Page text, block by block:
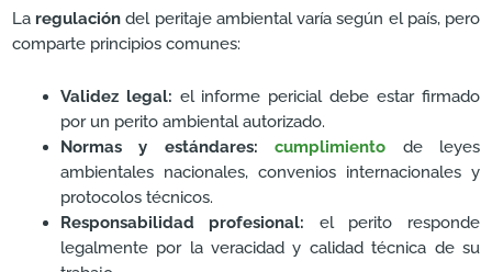
La regulación del peritaje ambiental varía según el país, pero
comparte principios comunes:
Validez legal: el informe pericial debe estar firmado
por un perito ambiental autorizado.
Normas y estándares: cumplimiento de leyes
ambientales nacionales, convenios internacionales y
protocolos técnicos.
Responsabilidad profesional: el perito responde
legalmente por la veracidad y calidad técnica de su